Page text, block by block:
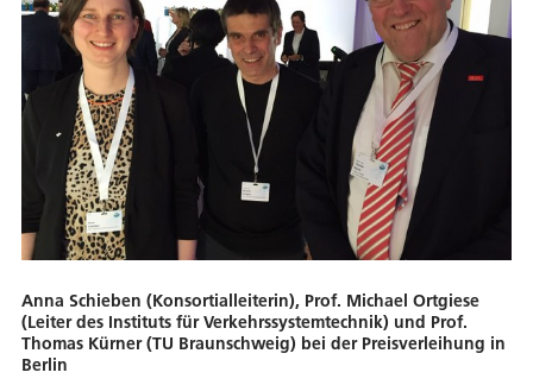
Anna Schieben (Konsortialleiterin), Prof. Michael Ortgiese
(Leiter des Instituts für Verkehrssystemtechnik) und Prof.
Thomas Kürner (TU Braunschweig) bei der Preisverleihung in
Berlin